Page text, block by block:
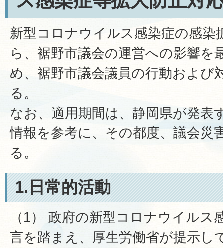
新型コロナウイルス感染症の感染
ら、裾野市議会の運営への影響を
め、裾野市議会議員の行動および
る。
なお、適用期間は、静岡県が発表
情報を参考に、その都度、議会災
る。
1.日常的活動
（1） 政府の新型コロナウイルス
言を踏まえ、厚生労働省が提示し